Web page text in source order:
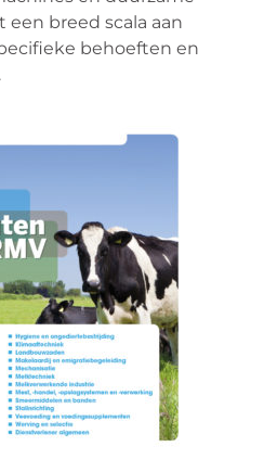
een breed scala aan
behoeften en